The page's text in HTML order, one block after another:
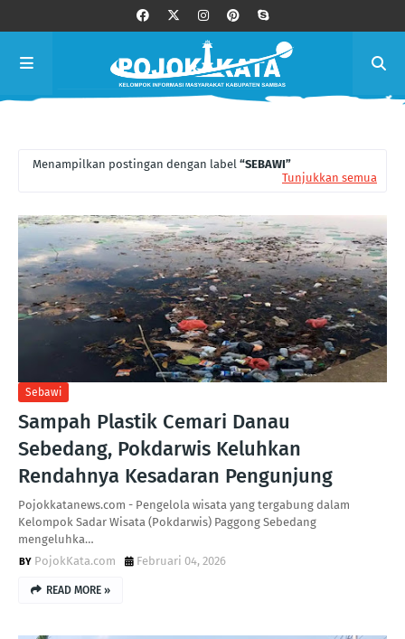
Menampilkan postingan dengan label SEBAWI
Tunjukkan semua
Sebawi
Sampah Plastik Cemari Danau
Sebedang, Pokdarwis Keluhkan
Rendahnya Kesadaran Pengunjung
Pojokkatanews.com - Pengelola wisata yang tergabung dalam
Kelompok Sadar Wisata (Pokdarwis) Paggong Sebedang
mengeluhka…
PojokKata.com
Februari 04, 2026
READ MORE »